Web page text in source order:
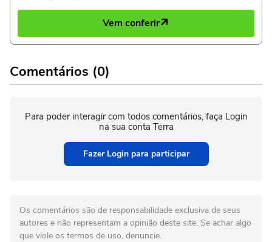
Vem conferir
Comentários (0)
Para poder interagir com todos comentários, faça Login
na sua conta Terra
Fazer Login para participar
Os comentários são de responsabilidade exclusiva de seus
autores e não representam a opinião deste site. Se achar algo
que viole os termos de uso, denuncie.